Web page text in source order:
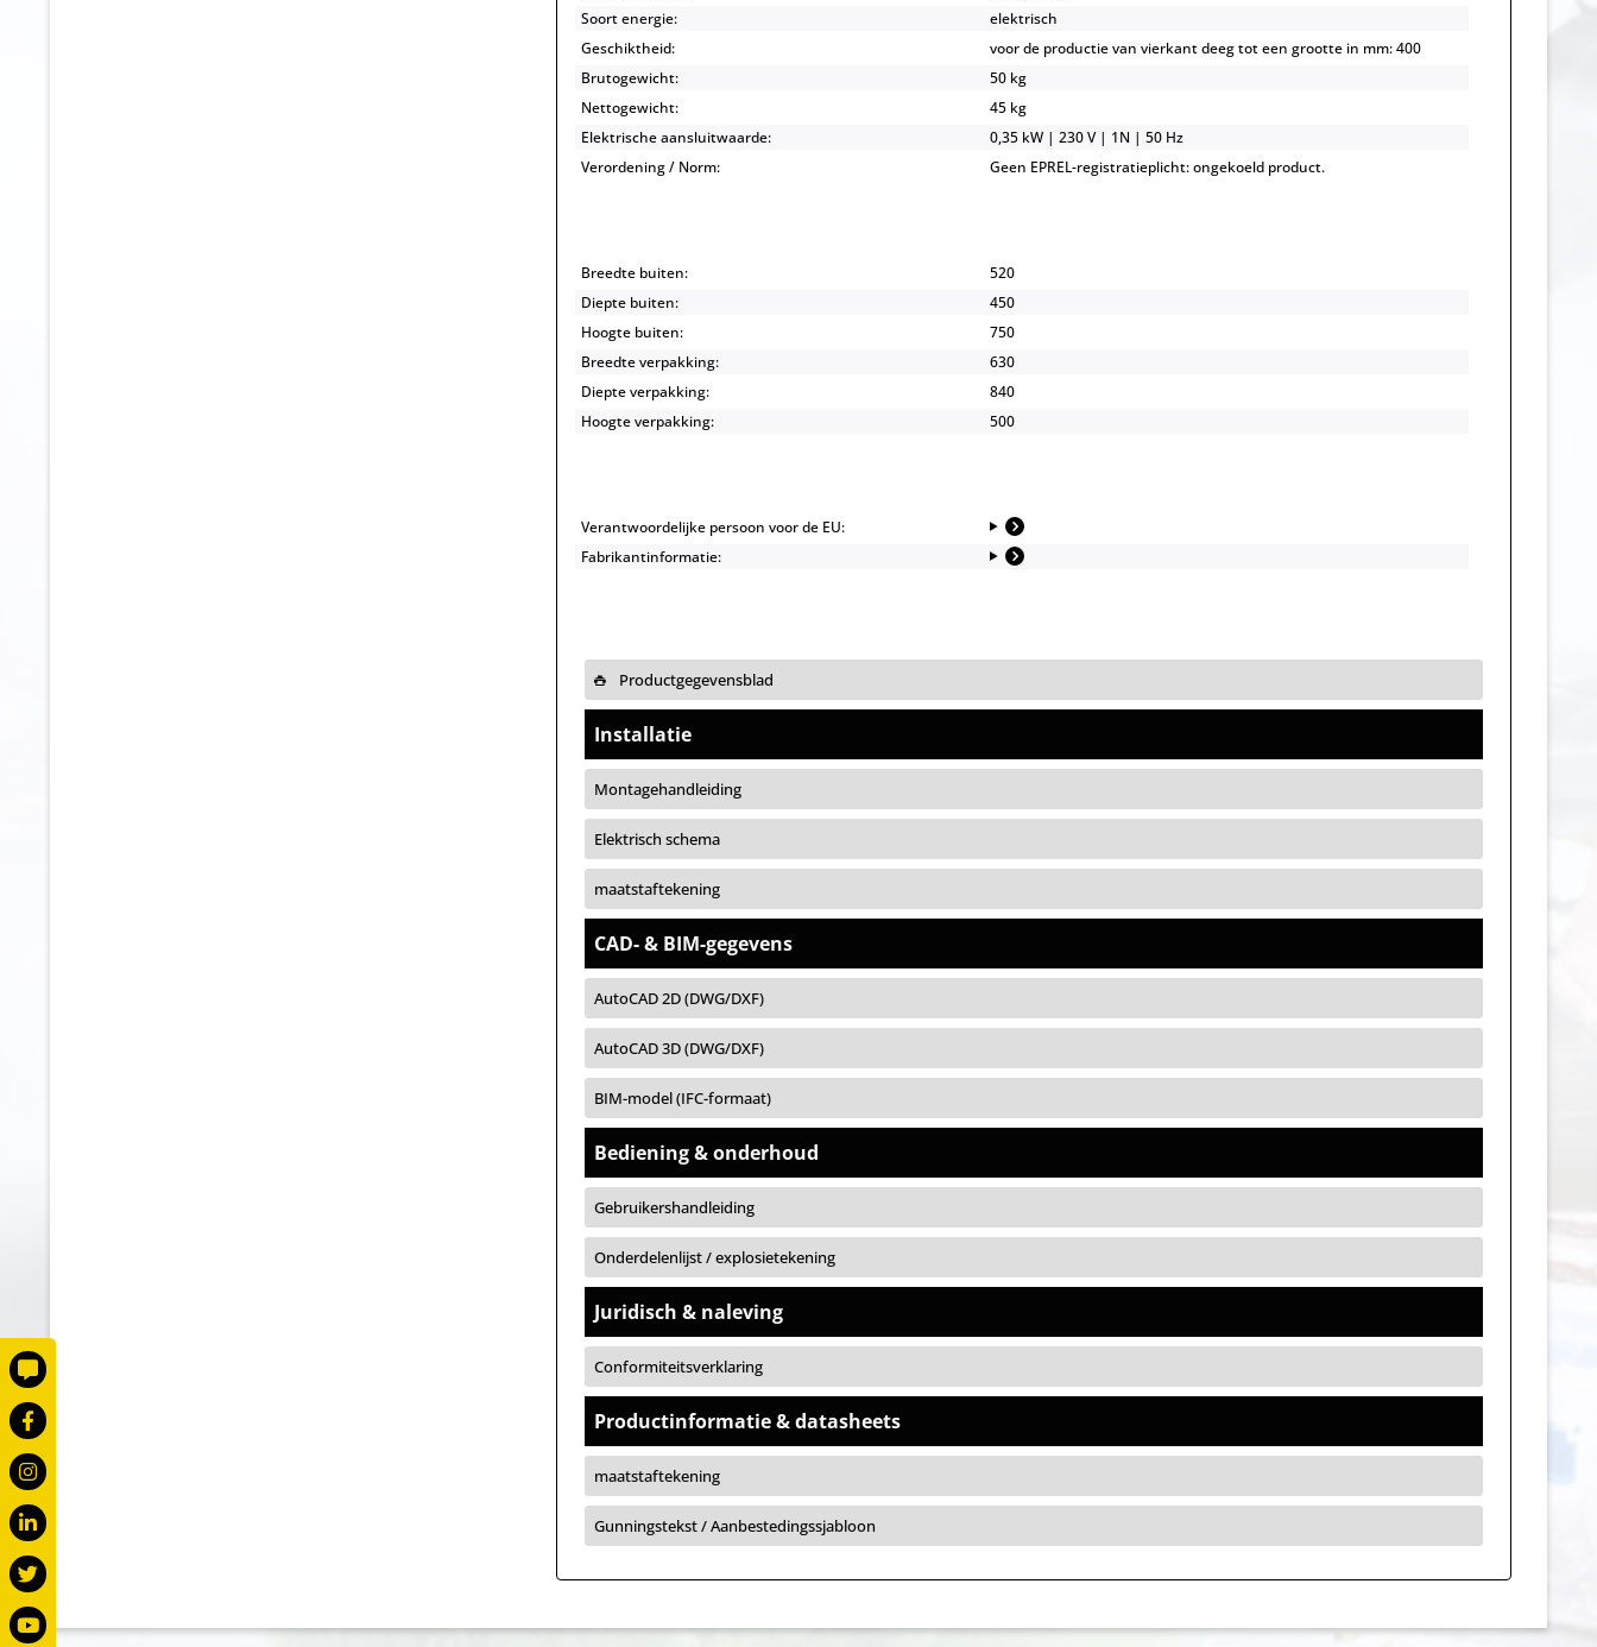
Soort energie:
elektrisch
Geschiktheid:
voor de productie van vierkant deeg tot een grootte in mm: 400
Brutogewicht:
50 kg
Nettogewicht:
45 kg
Elektrische aansluitwaarde:
0,35 kW | 230 V | 1N | 50 Hz
Verordening / Norm:
Geen EPREL-registratieplicht: ongekoeld product.
Breedte buiten:
520
Diepte buiten:
450
Hoogte buiten:
750
Breedte verpakking:
630
Diepte verpakking:
840
Hoogte verpakking:
500
Verantwoordelijke persoon voor de EU:
Fabrikantinformatie:
Productgegevensblad
Installatie
Montagehandleiding
Elektrisch schema
maatstaftekening
CAD- & BIM-gegevens
AutoCAD 2D (DWG/DXF)
AutoCAD 3D (DWG/DXF)
BIM-model (IFC-formaat)
Bediening & onderhoud
Gebruikershandleiding
Onderdelenlijst / explosietekening
Juridisch & naleving
Conformiteitsverklaring
Productinformatie & datasheets
maatstaftekening
Gunningstekst / Aanbestedingssjabloon